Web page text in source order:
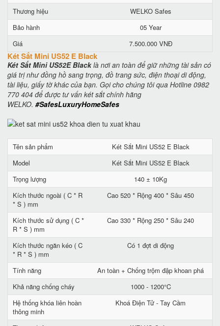
Thương hiệu
WELKO Safes
Bảo hành
05 Year
Giá
7.500.000 VNĐ
Két Sắt Mini US52 E Black
Két Sắt Mini US52E Blacklà nơi an toàn để giữ những tài sản có
giá trị như đồng hồ sang trọng, đồ trang sức, điện thoại di động,
tài liệu, giấy tờ khác của bạn. Gọi cho chúng tôi qua Hotline 0982
770 404 để được tư vấn két sắt chính hãng
WELKO. #SafesLuxuryHomeSafes
Tên sản phẩm
Két Sắt Mini US52 E Black
Model
Két Sắt Mini US52 E Black
Trọng lượng
140 ± 10Kg
Kích thước ngoài ( C * R
* S ) mm
Cao 520 * Rộng 400 * Sâu 450
Kích thước sử dụng ( C *
R * S ) mm
Cao 330 * Rộng 250 * Sâu 240
Kích thước ngăn kéo ( C
* R * S ) mm
Có 1 đợt di động
Tính năng
An toàn + Chống trộm đập khoan phá
Khả năng chống cháy
1000 - 1200°C
Hệ thống khóa liên hoàn
thông minh
Khoá Điện Tử - Tay Cầm